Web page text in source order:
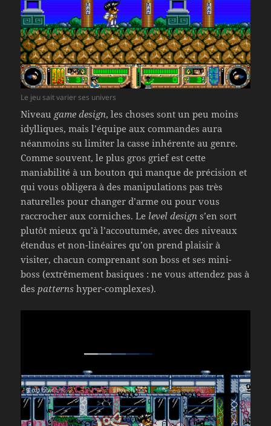
Le jeu sait varier ses univers
Niveau game design, les choses sont un peu moins
idylliques, mais l’équipe aux commandes aura
néanmoins su limiter la casse inhérente au genre.
Comme souvent, le plus gros grief est cette
maniabilité à un bouton qui manque de précision et
qui vous obligera à des manipulations pas très
naturelles pour changer d’arme ou pour vous
raccrocher aux corniches. Le level design s’en sort
plutôt mieux qu’à l’accoutumée, avec des niveaux
étendus et non-linéaires qu’on prend plaisir à
visiter, chacun comprenant son boss et ses mini-
boss (extrêmement basiques : ne vous attendez pas à
des patterns hyper-complexes).